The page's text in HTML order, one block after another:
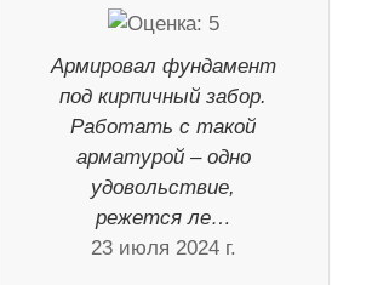
Армировал фундамент
под кирпичный забор.
Работать с такой
арматурой – одно
удовольствие,
режется ле…
23 июля 2024 г.